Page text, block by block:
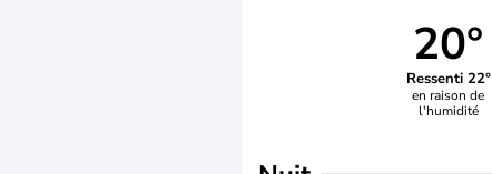
20°
Ressenti 22°
en raison de
l'humidité